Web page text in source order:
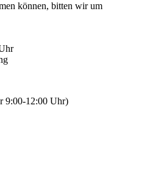
können, bitten wir um
9:00-12:00 Uhr)